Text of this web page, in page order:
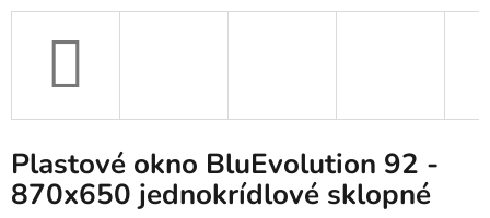
Plastové okno BluEvolution 92 -
870x650 jednokrídlové sklopné